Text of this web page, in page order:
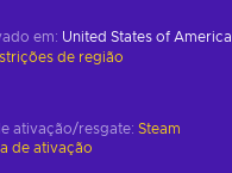
em: United States of America
de região
ativação/resgate: Steam
de ativação